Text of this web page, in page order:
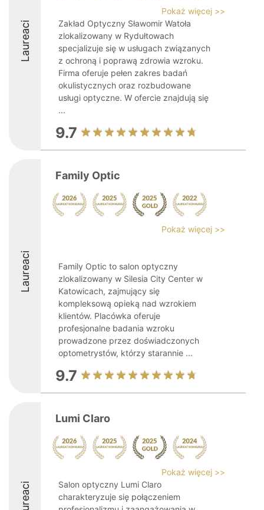
Laureaci
Pokaż więcej >>
Zakład Optyczny Sławomir Watoła
zlokalizowany w Rydułtowach
specjalizuje się w usługach związanych
z ochroną i poprawą zdrowia wzroku.
Firma oferuje pełen zakres badań
okulistycznych oraz rozbudowane
usługi optyczne. W ofercie znajdują się
...
9.7
Laureaci
Family Optic
Pokaż więcej >>
Family Optic to salon optyczny
zlokalizowany w Silesia City Center w
Katowicach, zajmujący się
kompleksową opieką nad wzrokiem
klientów. Placówka oferuje
profesjonalne badania wzroku
prowadzone przez doświadczonych
optometrystów, którzy starannie ...
9.7
Lumi Claro
Pokaż więcej >>
Salon optyczny Lumi Claro
charakteryzuje się połączeniem